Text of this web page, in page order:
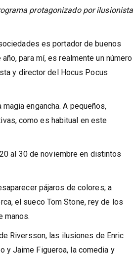
protagonizado por ilusionistas
es portador de buenos
para mí, es realmente un número
y director del Hocus Pocus
engancha. A pequeños,
como es habitual en este
pájaros de colores; a
el sueco Tom Stone, rey de los
manos.
Riversson, las ilusiones de Enric